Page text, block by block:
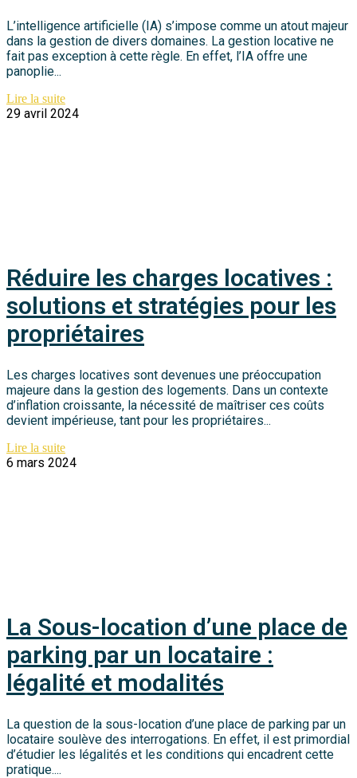
L’intelligence artificielle (IA) s’impose comme un atout majeur
dans la gestion de divers domaines. La gestion locative ne
fait pas exception à cette règle. En effet, l’IA offre une
panoplie...
Lire la suite
29 avril 2024
Réduire les charges locatives :
solutions et stratégies pour les
propriétaires
Les charges locatives sont devenues une préoccupation
majeure dans la gestion des logements. Dans un contexte
d’inflation croissante, la nécessité de maîtriser ces coûts
devient impérieuse, tant pour les propriétaires...
Lire la suite
6 mars 2024
La Sous-location d’une place de
parking par un locataire :
légalité et modalités
La question de la sous-location d’une place de parking par un
locataire soulève des interrogations. En effet, il est primordial
d’étudier les légalités et les conditions qui encadrent cette
pratique....